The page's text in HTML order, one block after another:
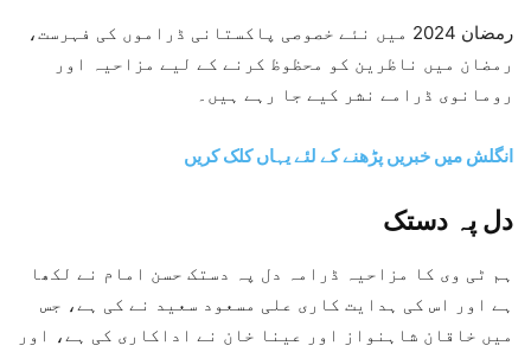
رمضان 2024 میں نئے خصوصی پاکستانی ڈراموں کی فہرست،
رمضان میں ناظرین کو محظوظ کرنے کے لیے مزاحیہ اور
رومانوی ڈرامے نشر کیے جا رہے ہیں۔
انگلش میں خبریں پڑھنے کے لئے یہاں کلک کریں
دل پہ دستک
ہم ٹی وی کا مزاحیہ ڈرامہ دل پہ دستک حسن امام نے لکھا
ہے اور اس کی ہدایت کاری علی مسعود سعید نے کی ہے، جس
میں خاقان شاہنواز اور عینا خان نے اداکاری کی ہے، اور